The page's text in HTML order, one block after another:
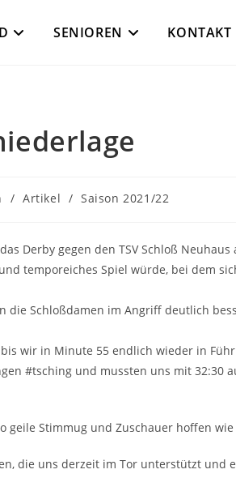
SENIOREN KONTAKT
/ Artikel / Saison 2021/22
Derby gegen den TSV Schloß Neuhaus
temporeiches Spiel würde, bei dem
die Schloßdamen im Angriff deutlich
wir in Minute 55 endlich wieder in
#tsching und mussten uns mit 32:30
Stimmug und Zuschauer hoffen
die uns derzeit im Tor unterstützt und